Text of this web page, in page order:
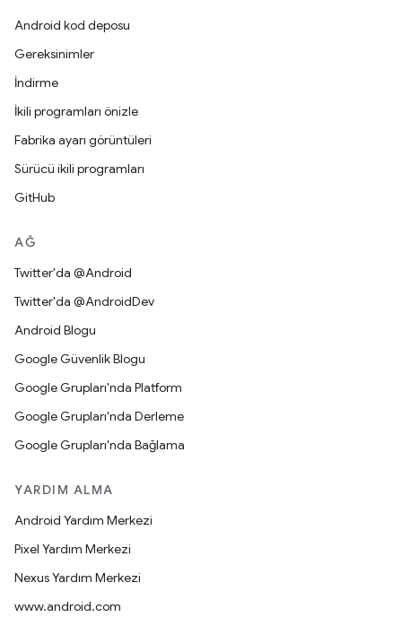
Android kod deposu
Gereksinimler
İndirme
İkili programları önizle
Fabrika ayarı görüntüleri
Sürücü ikili programları
GitHub
AĞ
Twitter'da @Android
Twitter'da @AndroidDev
Android Blogu
Google Güvenlik Blogu
Google Grupları'nda Platform
Google Grupları'nda Derleme
Google Grupları'nda Bağlama
YARDIM ALMA
Android Yardım Merkezi
Pixel Yardım Merkezi
Nexus Yardım Merkezi
www.android.com